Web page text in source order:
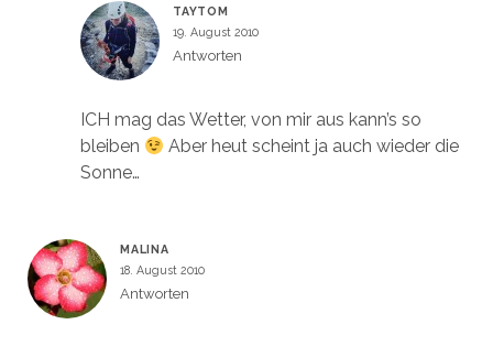
TAYTOM
19. August 2010
Antworten
ICH mag das Wetter, von mir aus kann’s so
bleiben
Aber heut scheint ja auch wieder die
Sonne…
MALINA
18. August 2010
Antworten